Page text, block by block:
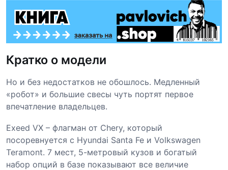
Кратко о модели
Но и без недостатков не обошлось. Медленный
«робот» и большие свесы чуть портят первое
впечатление владельцев.
Exeed VX – флагман от Chery, который
посоревнуется с Hyundai Santa Fe и Volkswagen
Teramont. 7 мест, 5-метровый кузов и богатый
набор опций в базе показывают все величие